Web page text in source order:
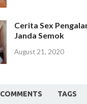
Cerita Sex
Janda Semok
August 21, 2020
COMMENTS TAGS